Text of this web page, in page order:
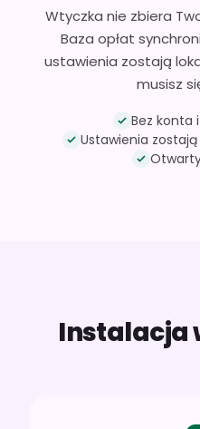
Wtyczka nie zbiera
Baza opłat
ustawienia zostają
musisz
Bez konta
Ustawienia
Instalacja